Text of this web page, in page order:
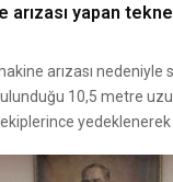
arızası yapan
arızası nedeniyle
10,5 metre
yedeklenerek